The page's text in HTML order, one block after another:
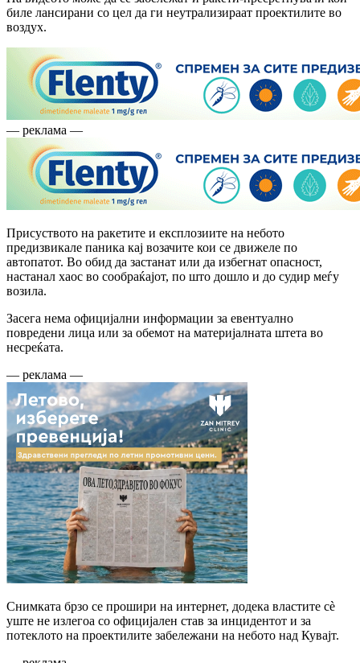
биле лансирани со цел да ги неутрализираат проектилите во
воздух.
— реклама —
Присуството на ракетите и експлозиите на небото
предизвикале паника кај возачите кои се движеле по
автопатот. Во обид да застанат или да избегнат опасност,
настанал хаос во сообраќајот, по што дошло и до судир меѓу
возила.
Засега нема официјални информации за евентуално
повредени лица или за обемот на материјалната штета во
несреќата.
— реклама —
Снимката брзо се прошири на интернет, додека властите сè
уште не излегоа со официјален став за инцидентот и за
потеклото на проектилите забележани на небото над Кувајт.